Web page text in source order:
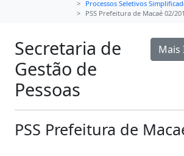
Processos Seletivos
PSS Prefeitura de Macaé 02/
Mais
Secretaria de
Gestão de
Pessoas
PSS Prefeitura de